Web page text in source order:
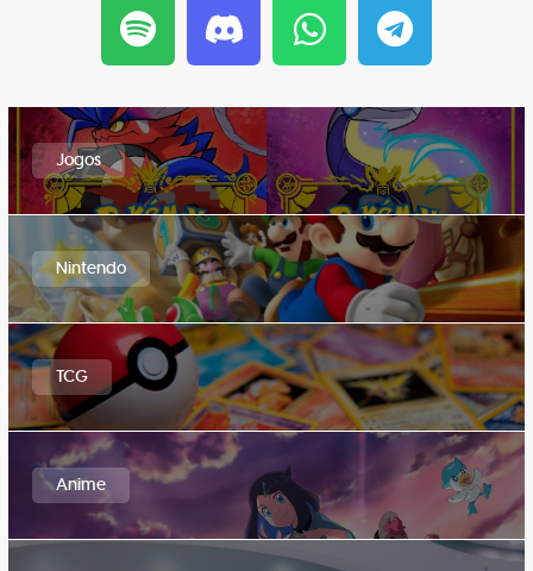
Jogos
Nintendo
TCG
Anime